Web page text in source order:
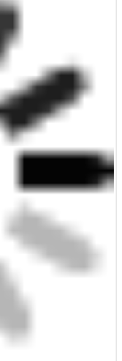
。
トのアクセントアイ